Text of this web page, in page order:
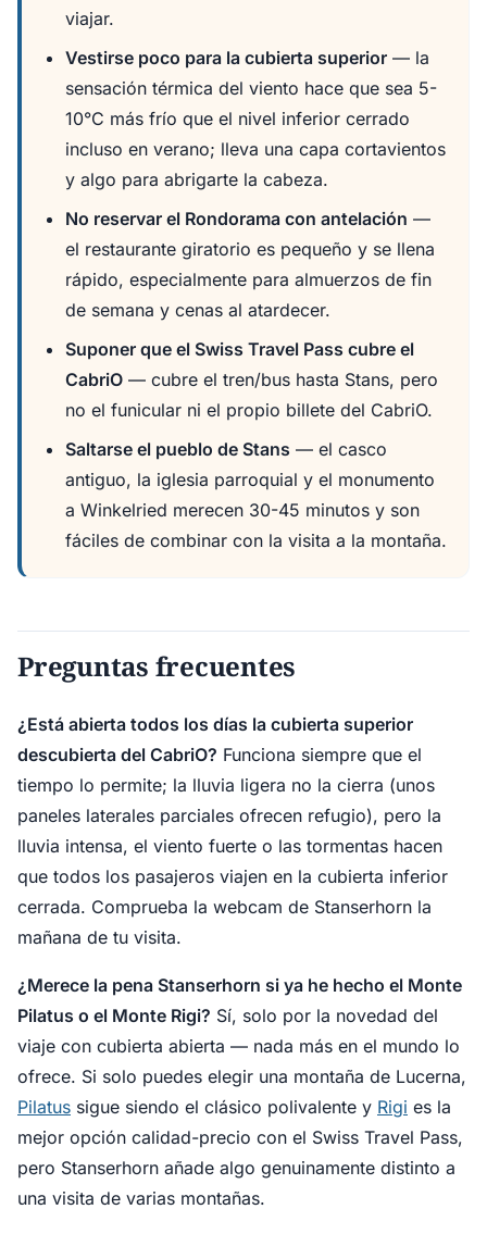
viajar.
Vestirse poco para la cubierta superior — la
sensación térmica del viento hace que sea 5-
10°C más frío que el nivel inferior cerrado
incluso en verano; lleva una capa cortavientos
y algo para abrigarte la cabeza.
No reservar el Rondorama con antelación —
el restaurante giratorio es pequeño y se llena
rápido, especialmente para almuerzos de fin
de semana y cenas al atardecer.
Suponer que el Swiss Travel Pass cubre el
CabriO — cubre el tren/bus hasta Stans, pero
no el funicular ni el propio billete del CabriO.
Saltarse el pueblo de Stans — el casco
antiguo, la iglesia parroquial y el monumento
a Winkelried merecen 30-45 minutos y son
fáciles de combinar con la visita a la montaña.
Preguntas frecuentes
¿Está abierta todos los días la cubierta superior
descubierta del CabriO? Funciona siempre que el
tiempo lo permite; la lluvia ligera no la cierra (unos
paneles laterales parciales ofrecen refugio), pero la
lluvia intensa, el viento fuerte o las tormentas hacen
que todos los pasajeros viajen en la cubierta inferior
cerrada. Comprueba la webcam de Stanserhorn la
mañana de tu visita.
¿Merece la pena Stanserhorn si ya he hecho el Monte
Pilatus o el Monte Rigi? Sí, solo por la novedad del
viaje con cubierta abierta — nada más en el mundo lo
ofrece. Si solo puedes elegir una montaña de Lucerna,
Pilatus sigue siendo el clásico polivalente y Rigi es la
mejor opción calidad-precio con el Swiss Travel Pass,
pero Stanserhorn añade algo genuinamente distinto a
una visita de varias montañas.